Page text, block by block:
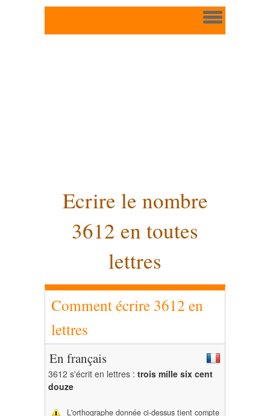
Ecrire le nombre
3612 en toutes
lettres
Comment écrire 3612 en
lettres
En français
3612 s'écrit en lettres : trois mille six cent
douze
L'orthographe donnée ci-dessus tient compte